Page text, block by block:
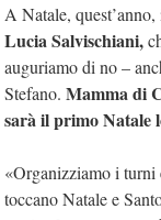
A Natale,
Lucia Salvischiani,
auguriamo di no –
Stefano. Mamma di
sarà il primo Natale
«Organizziamo i turni
toccano Natale e